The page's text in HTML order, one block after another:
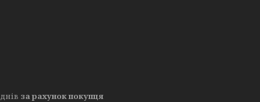
за рахунок покупця